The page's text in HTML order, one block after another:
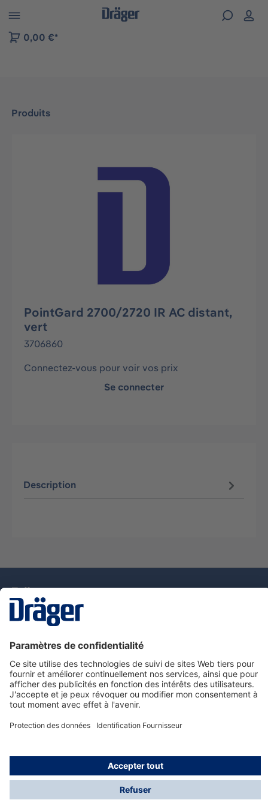
to B2B platform navigation
0,00 €*
Produits
Ignorer la galerie d'images
PointGard 2700/2720 IR AC distant,
vert
3706860
Connectez-vous pour voir vos prix
Se connecter
Description
Nous contacter
Service de e-commande Dräger
Informations sur les produits
© Dräger France SAS, 2024
*Prix hors taxe. Frais de gestion et de livraison standard
offerts; Indépendamment de la valeur ou du volume de